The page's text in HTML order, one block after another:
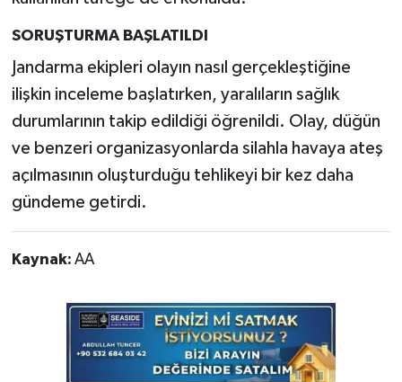
SORUŞTURMA BAŞLATILDI
Jandarma ekipleri olayın nasıl gerçekleştiğine
ilişkin inceleme başlatırken, yaralıların sağlık
durumlarının takip edildiği öğrenildi. Olay, düğün
ve benzeri organizasyonlarda silahla havaya ateş
açılmasının oluşturduğu tehlikeyi bir kez daha
gündeme getirdi.
Kaynak: AA